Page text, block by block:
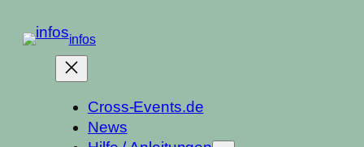
Inhalt
springen
infos
Cross-Events.de
News